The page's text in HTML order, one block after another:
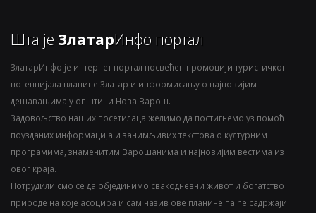
Шта је ЗлатарИнфо портал
ЗлатарИнфо је интернет портал посвећен промоцији туристичког
потенцијала планине Златар и информисању о најновијим
дешавањима у општини Нова Варош.
Задовољство наших посетилаца желимо да постигнемо уз помоћ
поузданих информација и занимљивих текстова о културним
програмима, знаменитим Варошанима и најновијим вестима из
овог краја.
Потрудили смо се да објединимо свакодневни живот и богатство
природе на које асоцира и сам назив ове планине па ће садржаји